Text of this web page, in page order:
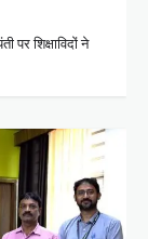
पर शिक्षाविदों ने